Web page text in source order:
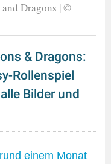
Dragons | ©
& Dragons:
Rollenspiel
Bilder und
einem Monat